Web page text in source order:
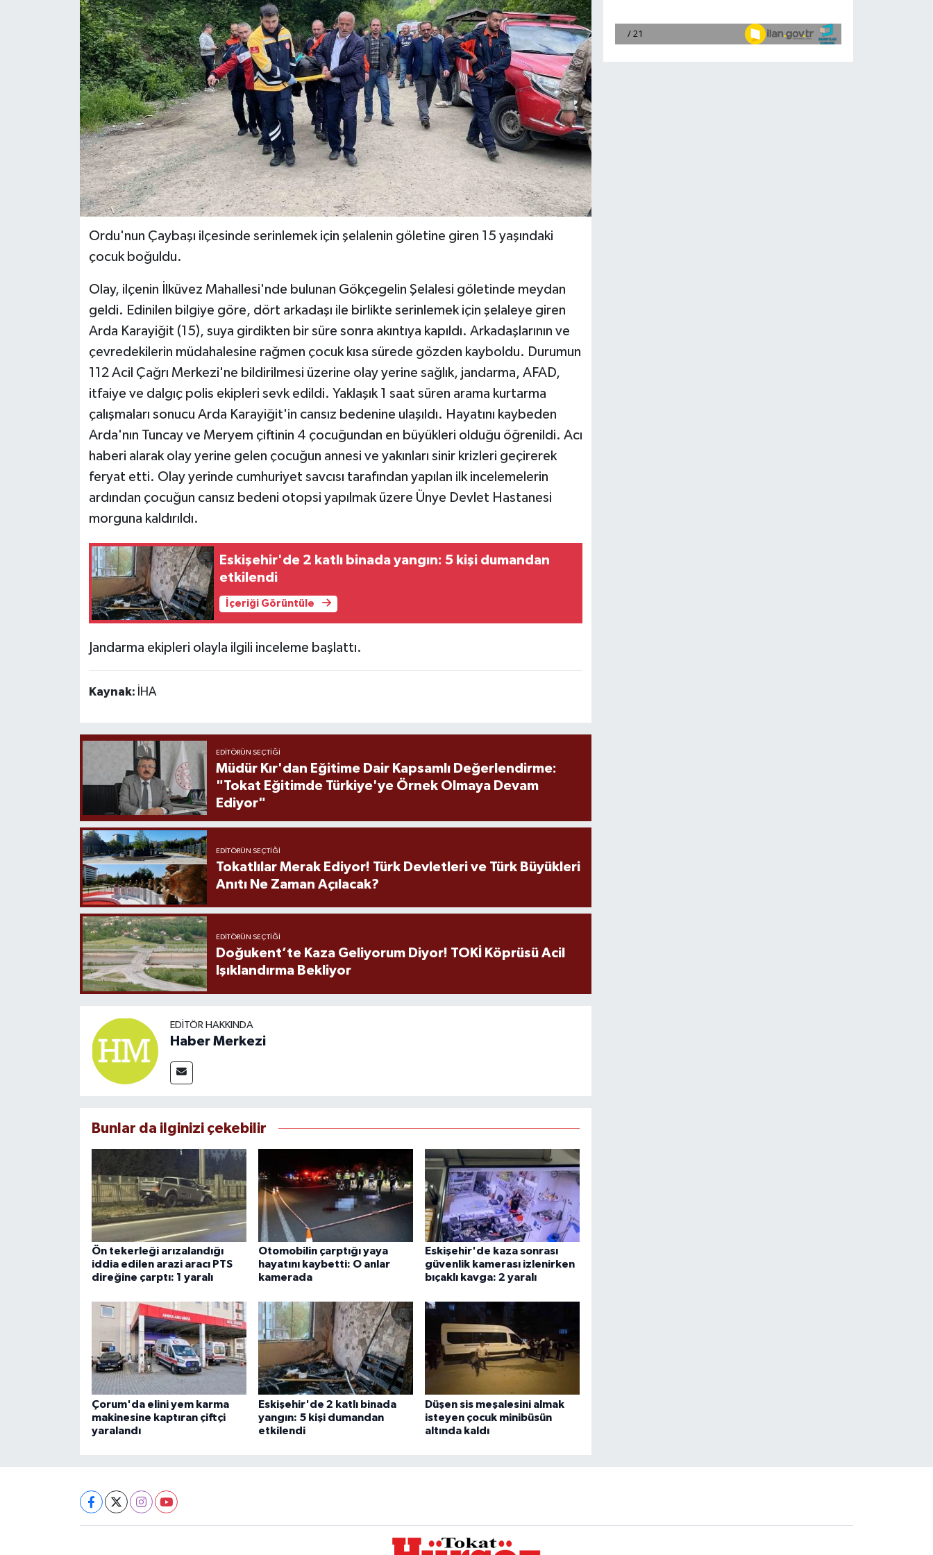
Ordu'nun Çaybaşı ilçesinde serinlemek için şelalenin göletine giren 15 yaşındaki
çocuk boğuldu.
Olay, ilçenin İlküvez Mahallesi'nde bulunan Gökçegelin Şelalesi göletinde meydan
geldi. Edinilen bilgiye göre, dört arkadaşı ile birlikte serinlemek için şelaleye giren
Arda Karayiğit (15), suya girdikten bir süre sonra akıntıya kapıldı. Arkadaşlarının ve
çevredekilerin müdahalesine rağmen çocuk kısa sürede gözden kayboldu. Durumun
112 Acil Çağrı Merkezi'ne bildirilmesi üzerine olay yerine sağlık, jandarma, AFAD,
itfaiye ve dalgıç polis ekipleri sevk edildi. Yaklaşık 1 saat süren arama kurtarma
çalışmaları sonucu Arda Karayiğit'in cansız bedenine ulaşıldı. Hayatını kaybeden
Arda'nın Tuncay ve Meryem çiftinin 4 çocuğundan en büyükleri olduğu öğrenildi. Acı
haberi alarak olay yerine gelen çocuğun annesi ve yakınları sinir krizleri geçirerek
feryat etti. Olay yerinde cumhuriyet savcısı tarafından yapılan ilk incelemelerin
ardından çocuğun cansız bedeni otopsi yapılmak üzere Ünye Devlet Hastanesi
morguna kaldırıldı.
Eskişehir'de 2 katlı binada yangın: 5 kişi dumandan
etkilendi
İçeriği Görüntüle
Jandarma ekipleri olayla ilgili inceleme başlattı.
Kaynak: İHA
EDITÖRÜN SEÇTIĞI
Müdür Kır'dan Eğitime Dair Kapsamlı Değerlendirme:
"Tokat Eğitimde Türkiye'ye Örnek Olmaya Devam
Ediyor"
EDITÖRÜN SEÇTIĞI
Tokatlılar Merak Ediyor! Türk Devletleri ve Türk Büyükleri
Anıtı Ne Zaman Açılacak?
EDITÖRÜN SEÇTIĞI
Doğukent’te Kaza Geliyorum Diyor! TOKİ Köprüsü Acil
Işıklandırma Bekliyor
EDITÖR HAKKINDA
Haber Merkezi
Bunlar da ilginizi çekebilir
Ön tekerleği arızalandığı
iddia edilen arazi aracı PTS
direğine çarptı: 1 yaralı
Otomobilin çarptığı yaya
hayatını kaybetti: O anlar
kamerada
Eskişehir'de kaza sonrası
güvenlik kamerası izlenirken
bıçaklı kavga: 2 yaralı
Çorum'da elini yem karma
makinesine kaptıran çiftçi
yaralandı
Eskişehir'de 2 katlı binada
yangın: 5 kişi dumandan
etkilendi
Düşen sis meşalesini almak
isteyen çocuk minibüsün
altında kaldı
Ekonomi
Tokat Haber